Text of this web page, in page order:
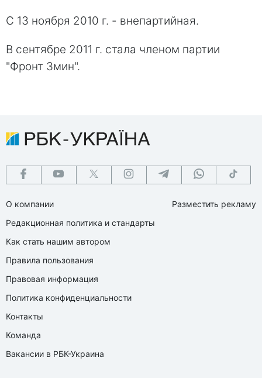
С 13 ноября 2010 г. - внепартийная.
В сентябре 2011 г. стала членом партии
"Фронт Змин".
О компании
Редакционная политика и стандарты
Как стать нашим автором
Правила пользования
Правовая информация
Политика конфиденциальности
Контакты
Команда
Вакансии в РБК-Украина
Разместить рекламу